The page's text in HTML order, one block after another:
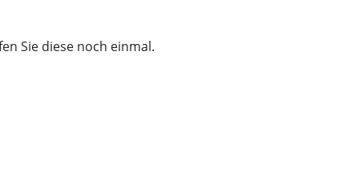
Sie diese noch einmal.